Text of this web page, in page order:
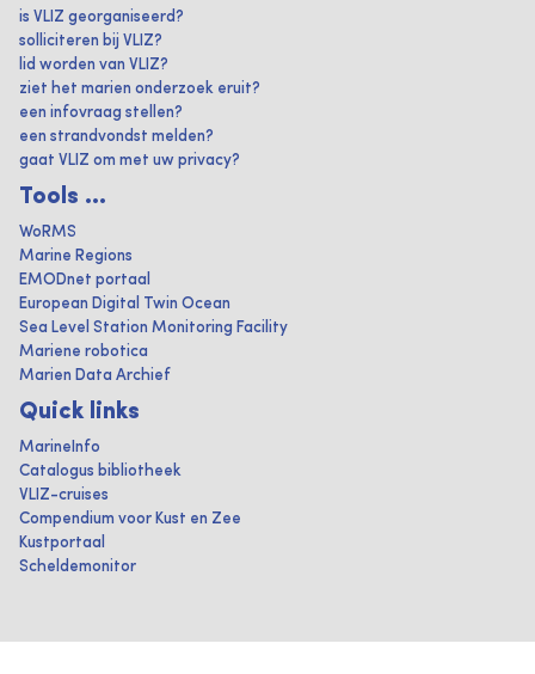
is VLIZ georganiseerd?
solliciteren bij VLIZ?
lid worden van VLIZ?
ziet het marien onderzoek eruit?
een infovraag stellen?
een strandvondst melden?
gaat VLIZ om met uw privacy?
Tools ...
WoRMS
Marine Regions
EMODnet portaal
European Digital Twin Ocean
Sea Level Station Monitoring Facility
Mariene robotica
Marien Data Archief
Quick links
MarineInfo
Catalogus bibliotheek
VLIZ-cruises
Compendium voor Kust en Zee
Kustportaal
Scheldemonitor